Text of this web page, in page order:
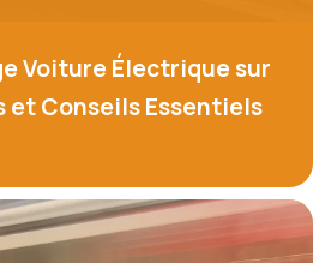
Voiture Électrique sur
et Conseils Essentiels